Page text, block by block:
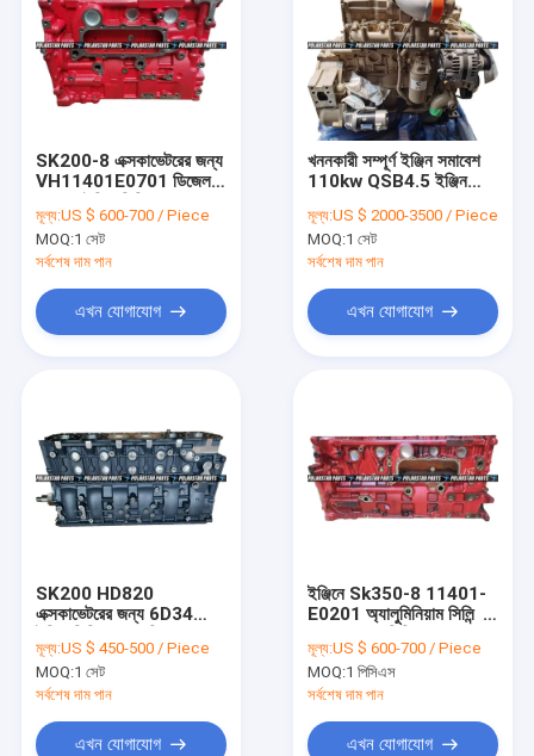
SK200-8 এক্সকাভেটরের জন্য
VH11401E0701 ডিজেল
11401-E0701
মূল্য:US $ 600-700 / Piece
MOQ:1 সেট
সর্বশেষ দাম পান
এখন যোগাযোগ
খননকারী সম্পূর্ণ ইঞ্জিন সমাবেশ
110kw QSB4.5 ইঞ্জিন
মূল্য:US $ 2000-3500 / Piece
MOQ:1 সেট
সর্বশেষ দাম পান
এখন যোগাযোগ
SK200 HD820
এক্সকাভেটরের জন্য 6D34
Me996446
Vame996446 ব্লক করে
মূল্য:US $ 450-500 / Piece
MOQ:1 সেট
সর্বশেষ দাম পান
এখন যোগাযোগ
ইঞ্জিনে Sk350-8 11401-
E0201 অ্যালুমিনিয়াম সিলিন্ডার
মূল্য:US $ 600-700 / Piece
MOQ:1 পিসিএস
সর্বশেষ দাম পান
এখন যোগাযোগ